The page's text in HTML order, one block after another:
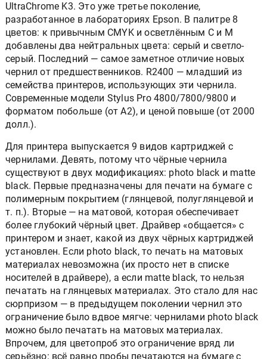
UltraChrome K3. Это уже третье поколение,
разработанное в лабораториях Epson. В палитре 8
цветов: к привычным CMYK и осветлённым C и M
добавлены два нейтральных цвета: серый и светло-
серый. Последний — самое заметное отличие новых
чернил от предшественников. R2400 — младший из
семейства принтеров, использующих эти чернила.
Современные модели Stylus Pro 4800/7800/9800 и
форматом побольше (от А2), и ценой повыше (от 2000
долл.).
Для принтера выпускается 9 видов картриджей с
чернилами. Девять, потому что чёрные чернила
существуют в двух модификациях: photo black и matte
black. Первые предназначены для печати на бумаге с
полимерным покрытием (глянцевой, полуглянцевой и
т. п.). Вторые — на матовой, которая обеспечивает
более глубокий чёрный цвет. Драйвер «общается» с
принтером и знает, какой из двух чёрных картриджей
установлен. Если photo black, то печать на матовых
материалах невозможна (их просто нет в списке
носителей в драйвере), а если matte black, то нельзя
печатать на глянцевых материалах. Это стало для нас
сюрпризом — в предыдущем поколении чернил это
ограничение было вдвое мягче: чернилами photo black
можно было печатать на матовых материалах.
Впрочем, для цветопроб это ограничение вряд ли
серьёзно: всё равно пробы печатаются на бумаге с